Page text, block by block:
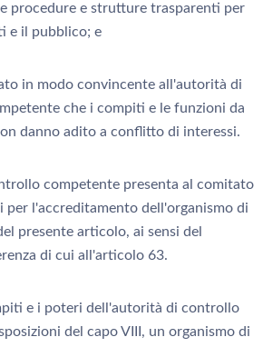
procedure e strutture trasparenti per
e il pubblico; e
in modo convincente all'autorità di
che i compiti e le funzioni da
danno adito a conflitto di interessi.
competente presenta al comitato
l'accreditamento dell'organismo di
presente articolo, ai sensi del
di cui all'articolo 63.
e i poteri dell'autorità di controllo
del capo VIII, un organismo di